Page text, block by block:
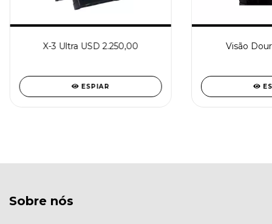
X-3 Ultra USD 2.250,00
ESPIAR
Visão
Sobre nós